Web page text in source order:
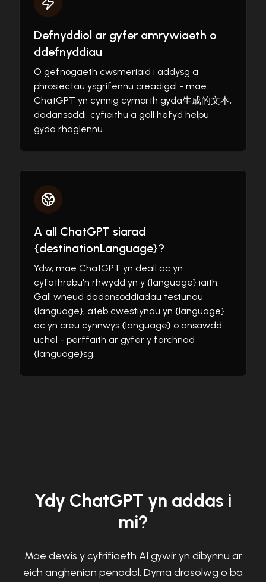
Defnyddiol ar gyfer amrywiaeth o
ddefnyddiau
O gefnogaeth cwsmeriaid i addysg a
phrosiectau ysgrifennu creadigol - mae
ChatGPT yn cynnig cymorth gyda生成的文本,
dadansoddi, cyfieithu a gall hefyd helpu
gyda rhaglennu.
A all ChatGPT siarad
{destinationLanguage}?
Ydw, mae ChatGPT yn deall ac yn
cyfathrebu'n rhwydd yn y {language} iaith.
Gall wneud dadansoddiadau testunau
{language}, ateb cwestiynau yn {language}
ac yn creu cynnwys {language} o ansawdd
uchel - perffaith ar gyfer y farchnad
{language}sg.
Ydy ChatGPT yn addas i
mi?
Mae dewis y cyfrifiaeth AI gywir yn dibynnu ar
eich anghenion penodol. Dyma drosolwg o ba